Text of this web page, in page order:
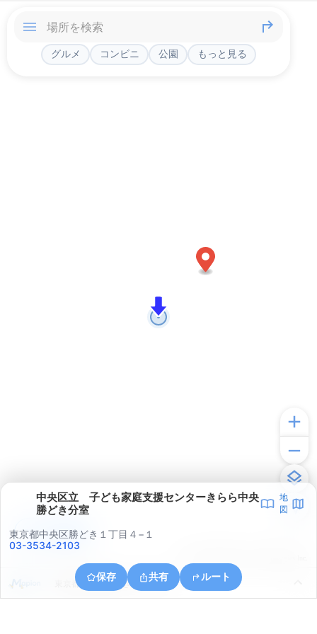
グルメ コンビニ 公園 もっと見る
中央区立 子ども家庭支援センターきらら中央
勝どき分室
地
図
東京都中央区勝どき１丁目４−１
03-3534-2103
保存 共有 ルート
東京都中央区勝どき５丁目１１
アプリで見る